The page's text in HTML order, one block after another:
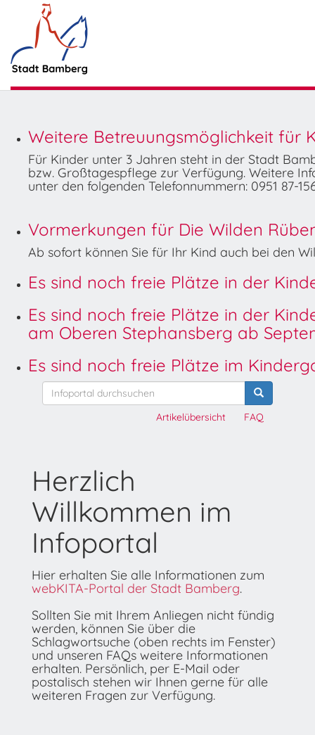
Weitere Betreuungsmöglichkeit für
Für Kinder unter 3 Jahren steht in der Stadt
bzw. Großtagespflege zur Verfügung. Weitere
unter den folgenden Telefonnummern: 0951 87-
Vormerkungen für Die Wilden
Ab sofort können Sie für Ihr Kind auch bei den
Es sind noch freie Plätze in der
Es sind noch freie Plätze in der
am Oberen Stephansberg ab
Es sind noch freie Plätze im
FAQ
Artikelübersicht
Herzlich
Willkommen im
Infoportal
Hier erhalten Sie alle Informationen zum
webKITA-Portal der Stadt Bamberg.
Sollten Sie mit Ihrem Anliegen nicht fündig
werden, können Sie über die
Schlagwortsuche (oben rechts im Fenster)
und unseren FAQs weitere Informationen
erhalten. Persönlich, per E-Mail oder
postalisch stehen wir Ihnen gerne für alle
weiteren Fragen zur Verfügung.